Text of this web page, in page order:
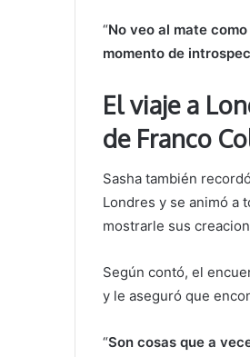
“No veo al mate
momento de
El viaje a
de Franco
Sasha también
Londres y se animó a
mostrarle sus
Según contó, el
y le aseguró que
“Son cosas que a